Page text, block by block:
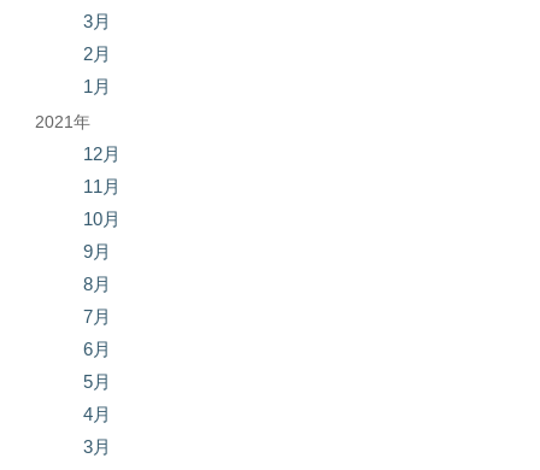
3月
2月
1月
2021年
12月
11月
10月
9月
8月
7月
6月
5月
4月
3月